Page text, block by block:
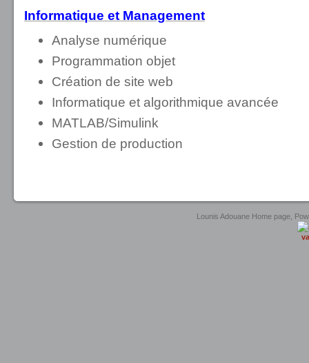
Informatique et Management
Analyse numérique
Programmation objet
Création de site web
Informatique et algorithmique avancée
MATLAB/Simulink
Gestion de production
united luxury shop
Lounis Adouane Home page,